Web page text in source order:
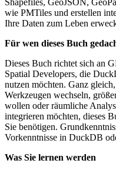
wie PMTiles und erstellen
Ihre Daten zum Leben
Für wen dieses Buch
Dieses Buch richtet sich an
Spatial Developers, die
nutzen möchten. Ganz
Werkzeugen wechseln,
wollen oder räumliche
integrieren möchten, dieses
Sie benötigen.
Vorkenntnisse in DuckDB
Was Sie lernen werden